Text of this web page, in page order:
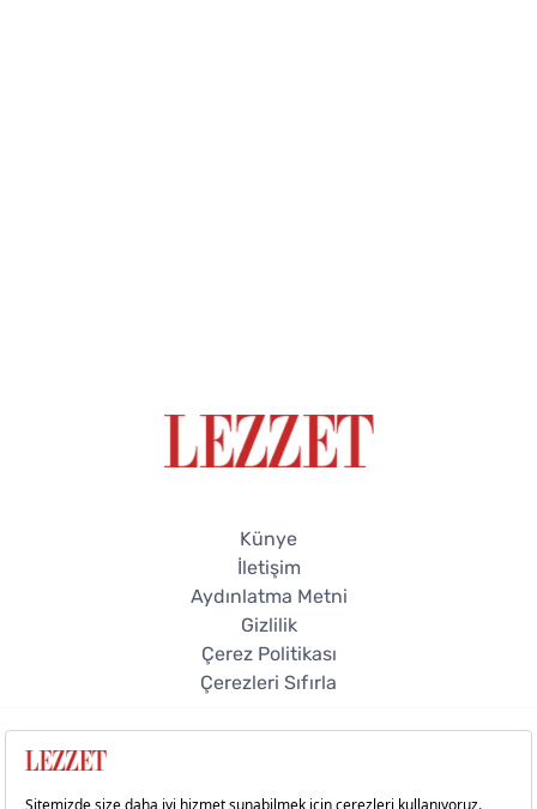
Künye
İletişim
Aydınlatma Metni
Gizlilik
Çerez Politikası
Çerezleri Sıfırla